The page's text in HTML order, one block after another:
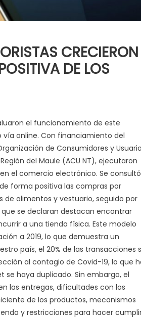
CRECIERON
DE LOS
el funcionamiento de este
online. Con financiamiento del
de Consumidores y
del Maule (ACU NT), ejecutaron
el comercio electrónico. Se consultó
forma positiva las compras por
de alimentos y vestuario, seguido por
se declaran destacan encontrar
a una tienda física. Este modelo
a 2019, lo que demuestra un
país, el 20% de las transacciones
al contagio de Covid-19, lo que
haya duplicado. Sin embargo, el
las entregas, dificultades con los
de los productos, mecanismos
y restricciones para hacer